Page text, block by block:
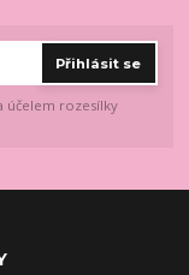
Přihlásit se
účelem rozesílky